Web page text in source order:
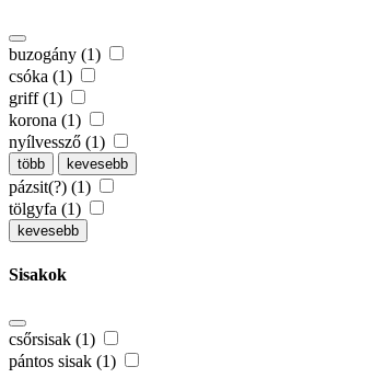
buzogány (1)
csóka (1)
griff (1)
korona (1)
nyílvessző (1)
több kevesebb
pázsit(?) (1)
tölgyfa (1)
kevesebb
Sisakok
csőrsisak (1)
pántos sisak (1)